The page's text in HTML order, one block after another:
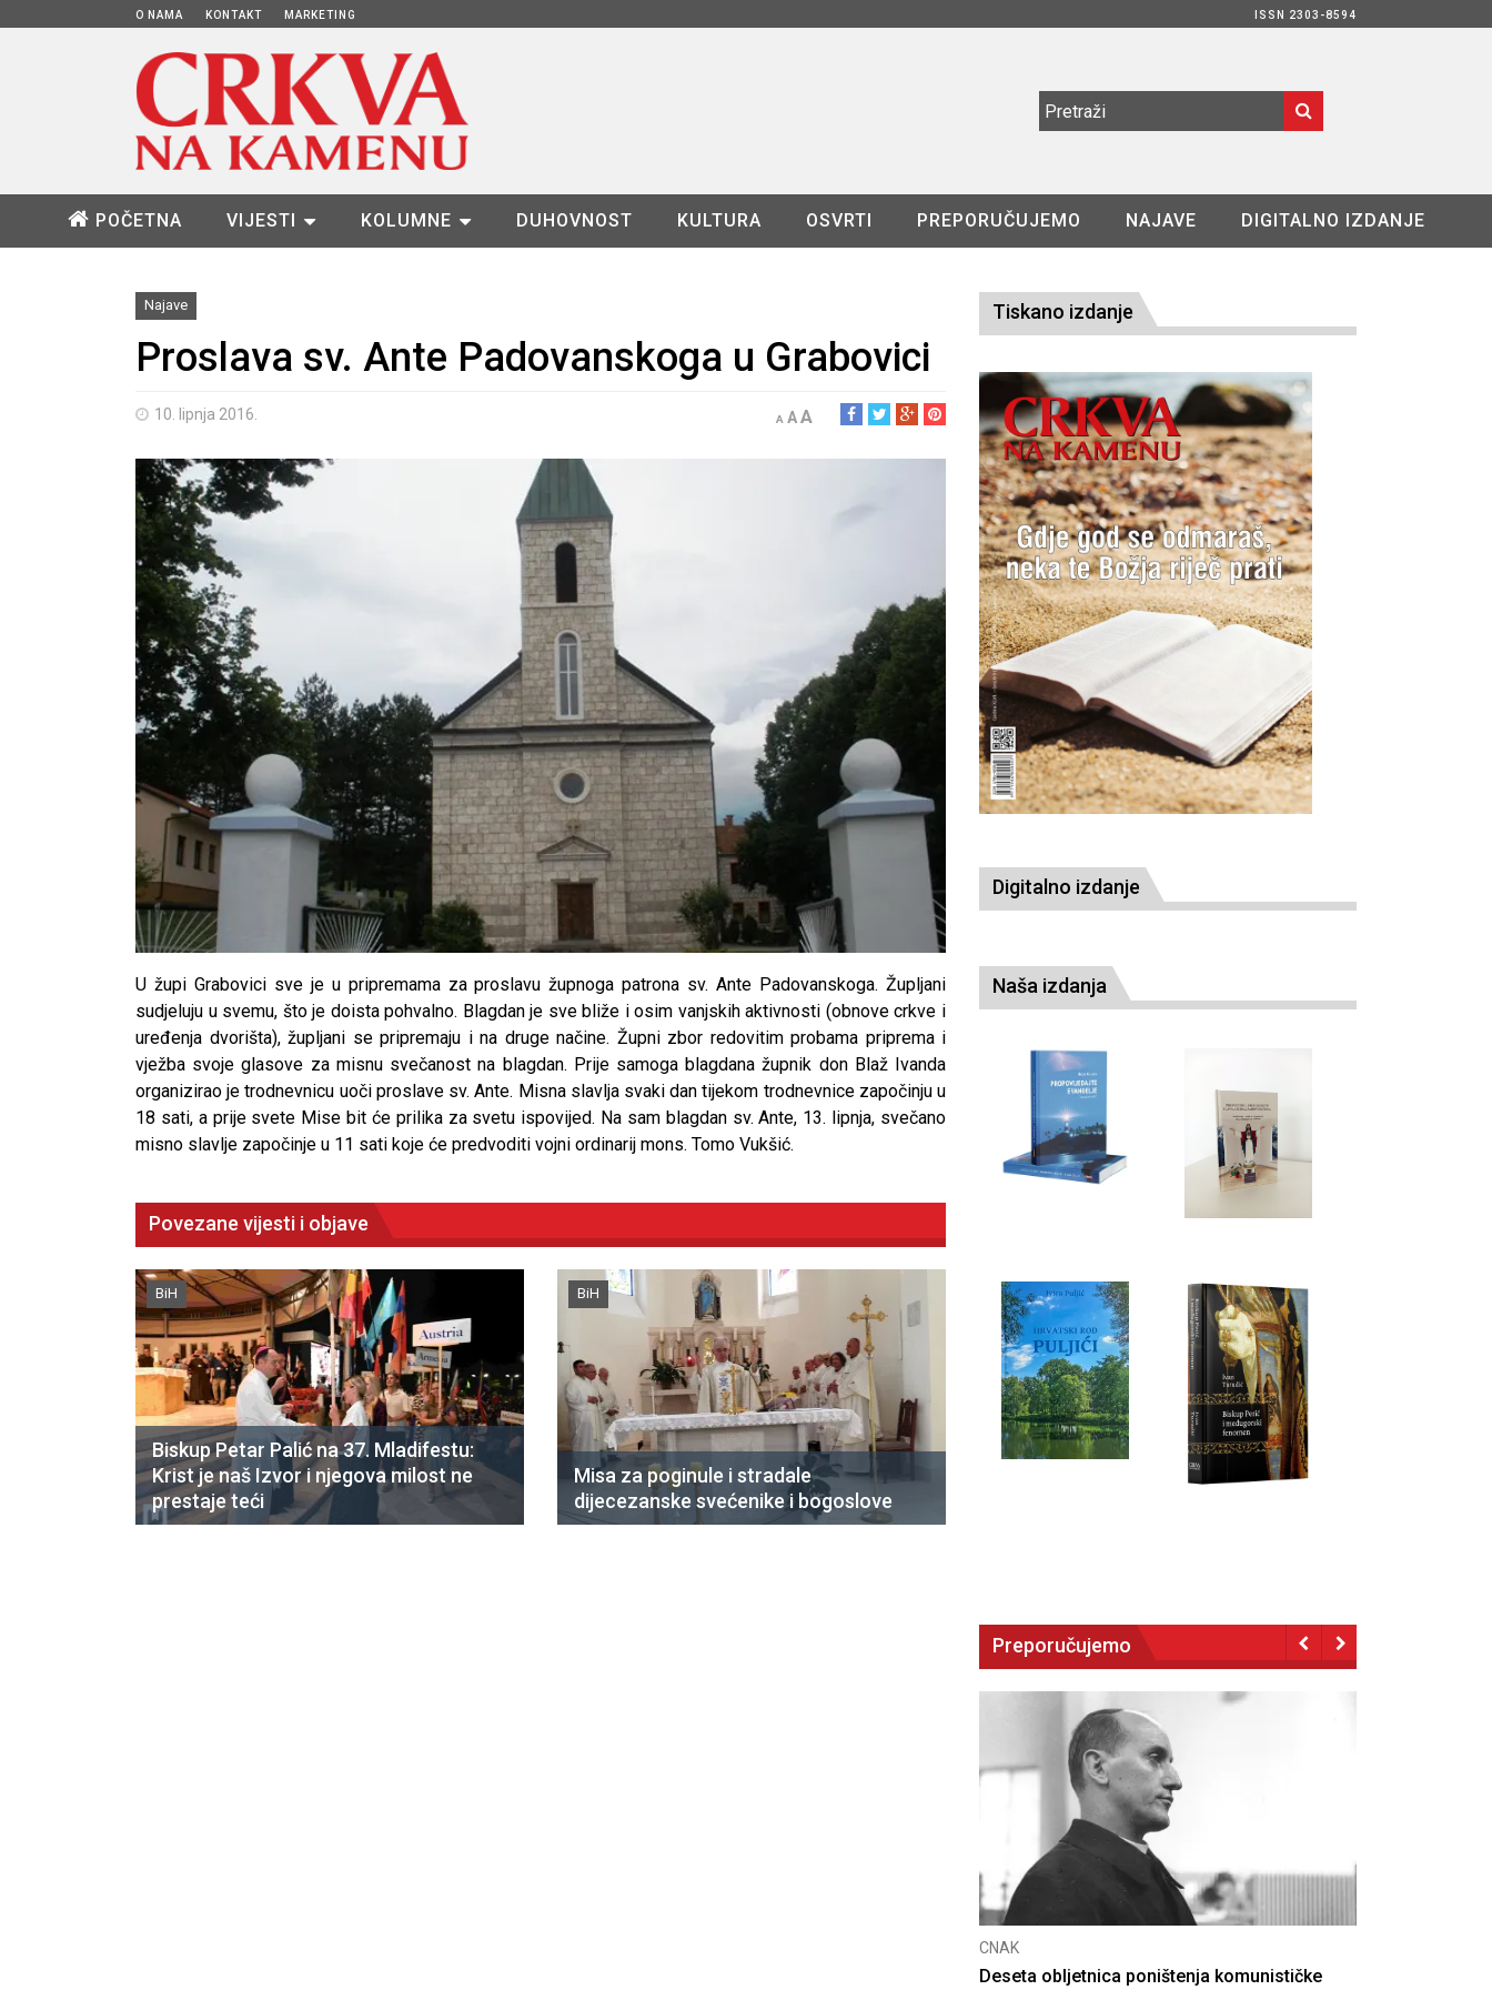
O NAMA KONTAKT MARKETING ISSN 2303-8594
POČETNA VIJESTI KOLUMNE DUHOVNOST KULTURA OSVRTI PREPORUČUJEMO NAJAVE DIGITALNO IZDANJE
Najave
Proslava sv. Ante Padovanskoga u Grabovici
10. lipnja 2016. A AA
U župi Grabovici sve je u pripremama za proslavu župnoga patrona sv. Ante Padovanskoga. Župljani
sudjeluju u svemu, što je doista pohvalno. Blagdan je sve bliže i osim vanjskih aktivnosti (obnove crkve i
uređenja dvorišta), župljani se pripremaju i na druge načine. Župni zbor redovitim probama priprema i
vježba svoje glasove za misnu svečanost na blagdan. Prije samoga blagdana župnik don Blaž Ivanda
organizirao je trodnevnicu uoči proslave sv. Ante. Misna slavlja svaki dan tijekom trodnevnice započinju u
18 sati, a prije svete Mise bit će prilika za svetu ispovijed. Na sam blagdan sv. Ante, 13. lipnja, svečano
misno slavlje započinje u 11 sati koje će predvoditi vojni ordinarij mons. Tomo Vukšić.
Povezane vijesti i objave
BiH
Biskup Petar Palić na 37. Mladifestu:
Krist je naš Izvor i njegova milost ne
prestaje teći
BiH
Misa za poginule i stradale
dijecezanske svećenike i bogoslove
Tiskano izdanje
Digitalno izdanje
Naša izdanja
Preporučujemo
CNAK
Deseta obljetnica poništenja komunističke